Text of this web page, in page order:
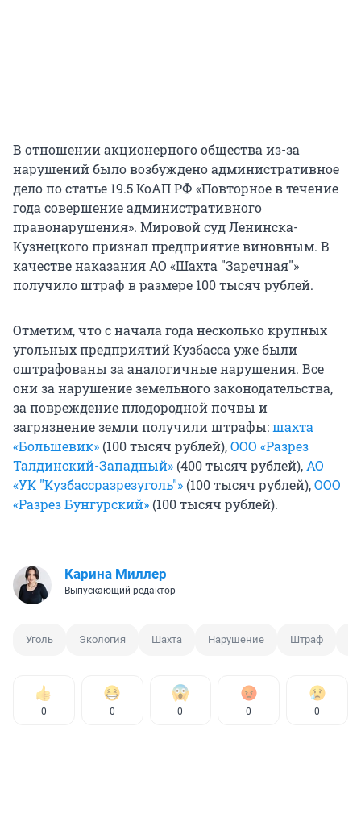
В отношении акционерного общества из-за
нарушений было возбуждено административное
дело по статье 19.5 КоАП РФ «Повторное в течение
года совершение административного
правонарушения». Мировой суд Ленинска-
Кузнецкого признал предприятие виновным. В
качестве наказания АО «Шахта "Заречная"»
получило штраф в размере 100 тысяч рублей.
Отметим, что с начала года несколько крупных
угольных предприятий Кузбасса уже были
оштрафованы за аналогичные нарушения. Все
они за нарушение земельного законодательства,
за повреждение плодородной почвы и
загрязнение земли получили штрафы:шахта
«Большевик» (100 тысяч рублей),ООО «Разрез
Талдинский-Западный» (400 тысяч рублей), АО
«УК "Кузбассразрезуголь"» (100 тысяч рублей),ООО
«Разрез Бунгурский» (100 тысяч рублей).
Карина Миллер
Выпускающий редактор
Уголь Экология Шахта Нарушение Штраф
0 0 0 0 0